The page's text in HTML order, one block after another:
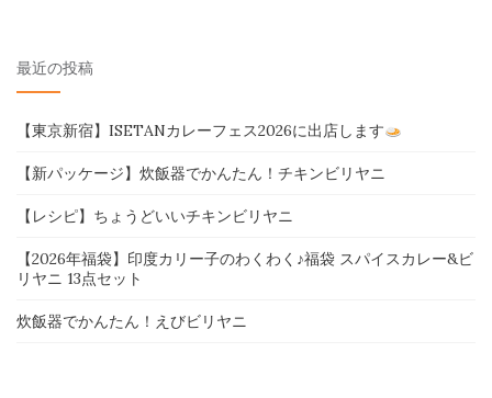
最近の投稿
【東京新宿】ISETANカレーフェス2026に出店します
【新パッケージ】炊飯器でかんたん！チキンビリヤニ
【レシピ】ちょうどいいチキンビリヤニ
【2026年福袋】印度カリー子のわくわく♪福袋 スパイスカレー&ビ
リヤニ 13点セット
炊飯器でかんたん！えびビリヤニ